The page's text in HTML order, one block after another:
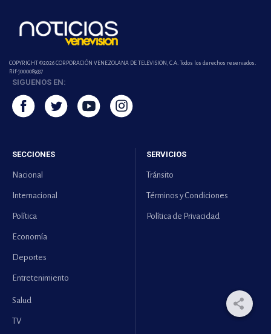
COPYRIGHT ©2026 CORPORACIÓN VENEZOLANA DE TELEVISION, C.A. Todos los derechos reservados.
Rif-j000089337
SIGUENOS EN:
SECCIONES
Nacional
Internacional
Política
Economía
Deportes
Entretenimiento
Salud
TV
SERVICIOS
Tránsito
Términos y Condiciones
Política de Privacidad